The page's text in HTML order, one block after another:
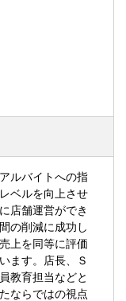
ルバイトへの指
ベルを向上させ
店舗運営ができ
の削減に成功し
上を同等に評価
ます。店長、Ｓ
教育担当などと
ならではの視点